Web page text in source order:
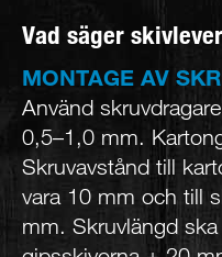
Vad säger
MONTAGE AV
Använd
0,5–1,0 mm.
Skruvavstånd till
vara 10 mm och till
mm. Skruvlängd